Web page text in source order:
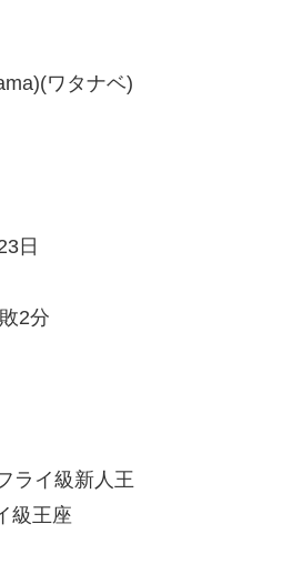
ワタナベ)
日
2分
ライ級新人王
級王座